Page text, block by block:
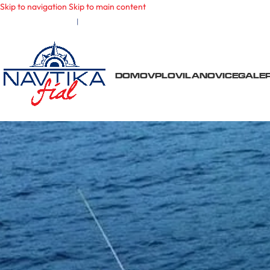
Skip to navigation Skip to main content
|
DOMOVPLOVILANOVICE